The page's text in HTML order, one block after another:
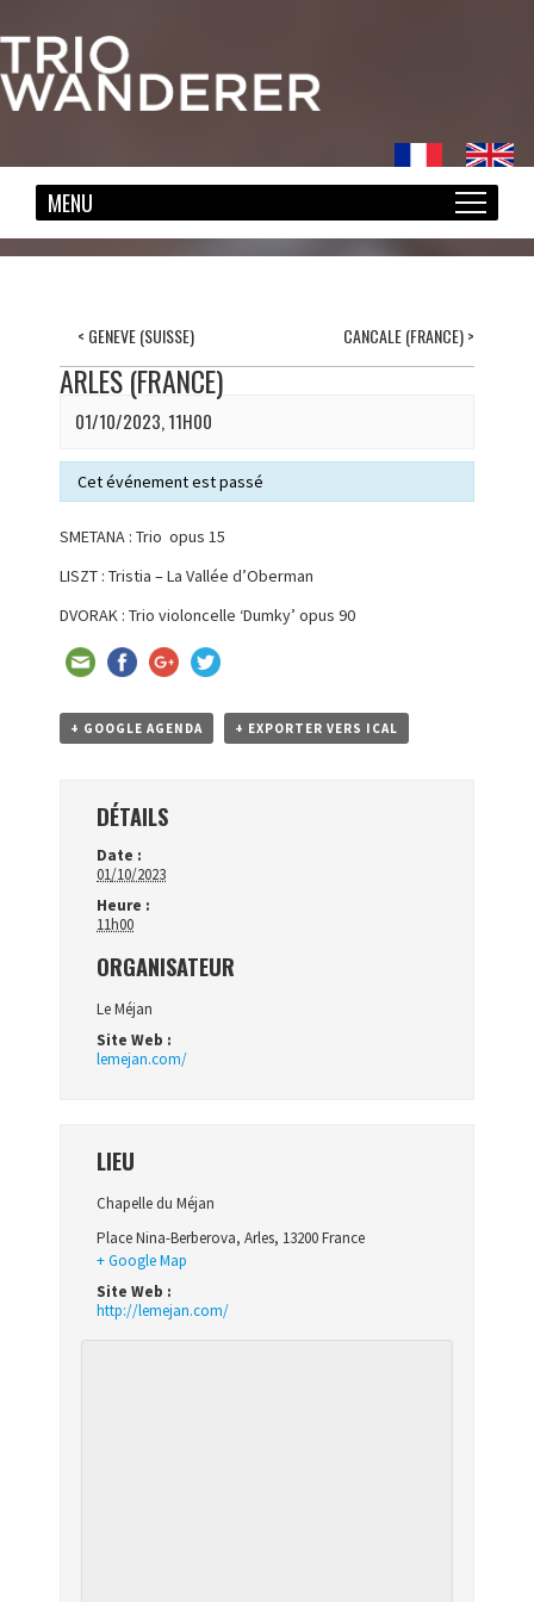
< GENEVE (SUISSE) CANCALE (FRANCE)>
ARLES (FRANCE)
01/10/2023, 11H00
Cet événement est passé
SMETANA : Trio opus 15
LISZT : Tristia – La Vallée d’Oberman
DVORAK : Trio violoncelle ‘Dumky’ opus 90
+ GOOGLE AGENDA + EXPORTER VERS ICAL
DÉTAILS
Date :
01/10/2023
Heure :
11h00
ORGANISATEUR
Le Méjan
Site Web :
lemejan.com/
LIEU
Chapelle du Méjan
Place Nina-Berberova, Arles, 13200France
+ Google Map
Site Web :
http://lemejan.com/